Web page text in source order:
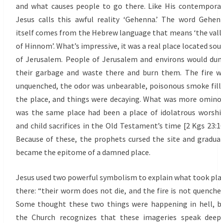
and what causes people to go there. Like His
Jesus calls this awful reality ‘Gehenna.’ The word
itself comes from the Hebrew language that means ‘the
of Hinnom’. What’s impressive, it was a real place located
of Jerusalem. People of Jerusalem and environs would
their garbage and waste there and burn them. The fire
unquenched, the odor was unbearable, poisonous smoke
the place, and things were decaying. What was more
was the same place had been a place of idolatrous
and child sacrifices in the Old Testament’s time [2 Kgs
Because of these, the prophets cursed the site and
became the epitome of a damned place.
Jesus used two powerful symbolism to explain what took
there: “their worm does not die, and the fire is not
Some thought these two things were happening in hell,
the Church recognizes that these imageries speak